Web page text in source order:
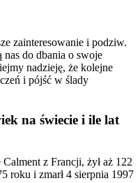
zainteresowanie i podziw.
do dbania o swoje
nadzieję, że kolejne
i pójść w ślady
na świecie i ile lat
z Francji, żył aż 122
roku i zmarł 4 sierpnia 1997